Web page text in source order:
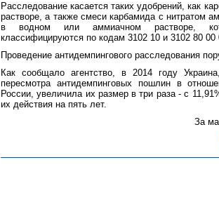
Расследование касается таких удобрений, как
растворе, а также смеси карбамида с нитратом
в водном или аммиачном растворе,
классифицируются по кодам 3102 10 и 3102 80 00
Проведение антидемпингового расследования
Как сообщало агентство, в 2014 году
пересмотра антидемпинговых пошлин в
России, увеличила их размер в три раза - с
их действия на пять лет.
За